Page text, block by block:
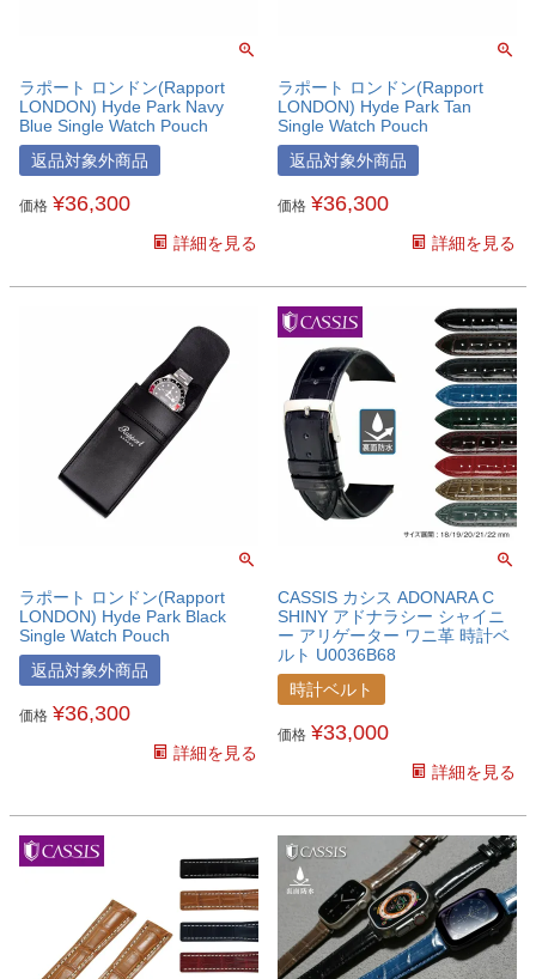
ラポート ロンドン(Rapport
LONDON) Hyde Park Navy
Blue Single Watch Pouch
返品対象外商品
価格 ¥36,300
詳細を見る
ラポート ロンドン(Rapport
LONDON) Hyde Park Tan
Single Watch Pouch
返品対象外商品
価格 ¥36,300
詳細を見る
ラポート ロンドン(Rapport
LONDON) Hyde Park Black
Single Watch Pouch
返品対象外商品
価格 ¥36,300
詳細を見る
CASSIS カシス ADONARA C
SHINY アドナラシー シャイニ
ー アリゲーター ワニ革 時計ベ
ルト U0036B68
時計ベルト
価格 ¥33,000
詳細を見る